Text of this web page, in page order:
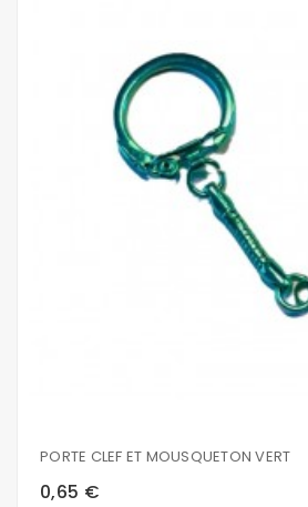
PORTE CLEF ET MOUSQUETON VERT
0,65 €